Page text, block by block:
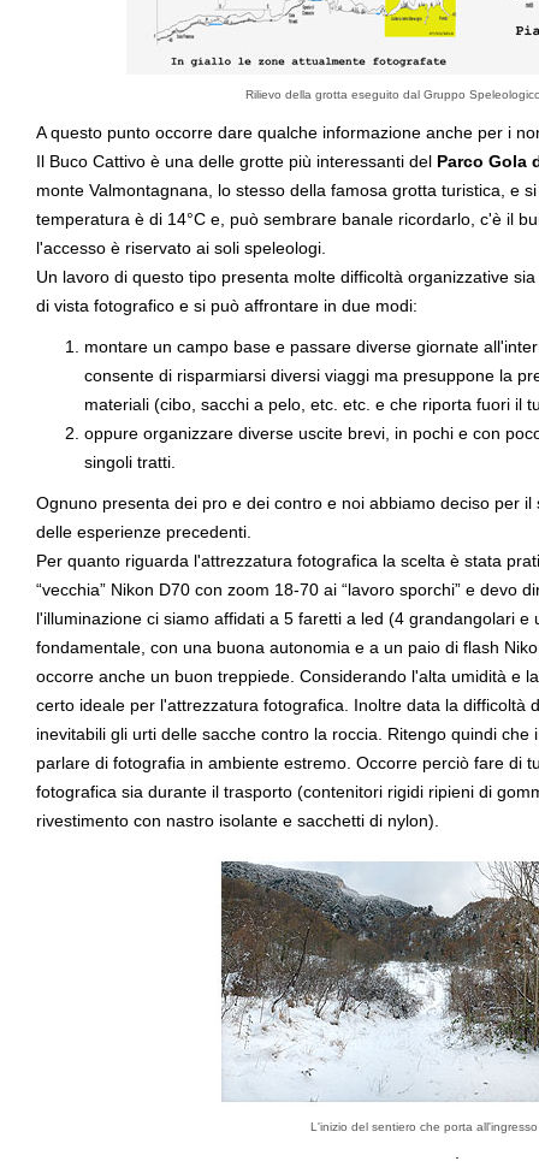
Rilievo della grotta eseguito dal Gruppo
A questo punto occorre dare qualche informazione anche per i
Il Buco Cattivo è una delle grotte più interessanti del Parco Gola
monte Valmontagnana, lo stesso della famosa grotta turistica, e
temperatura è di 14°C e, può sembrare banale ricordarlo, c'è il
l'accesso è riservato ai soli speleologi.
Un lavoro di questo tipo presenta molte difficoltà organizzative
di vista fotografico e si può affrontare in due modi:
montare un campo base e passare diverse giornate
consente di risparmiarsi diversi viaggi ma presuppone la
materiali (cibo, sacchi a pelo, etc. etc. e che riporta fuori il
oppure organizzare diverse uscite brevi, in pochi e con
singoli tratti.
Ognuno presenta dei pro e dei contro e noi abbiamo deciso per
delle esperienze precedenti.
Per quanto riguarda l'attrezzatura fotografica la scelta è stata
“vecchia” Nikon D70 con zoom 18-70 ai “lavoro sporchi” e devo
l'illuminazione ci siamo affidati a 5 faretti a led (4 grandangolari
fondamentale, con una buona autonomia e a un paio di flash
occorre anche un buon treppiede. Considerando l'alta umidità e
certo ideale per l'attrezzatura fotografica. Inoltre data la difficoltà
inevitabili gli urti delle sacche contro la roccia. Ritengo quindi
parlare di fotografia in ambiente estremo. Occorre perciò fare di
fotografica sia durante il trasporto (contenitori rigidi ripieni di
rivestimento con nastro isolante e sacchetti di nylon).
L'inizio del sentiero che porta